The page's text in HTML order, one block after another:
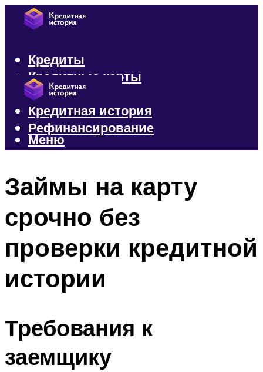
Кредиты
Кредитные карты
Микрозаймы
Кредитная история
Рефинансирование
Меню
Займы на карту
срочно без
проверки кредитной
истории
Требования к
заемщику